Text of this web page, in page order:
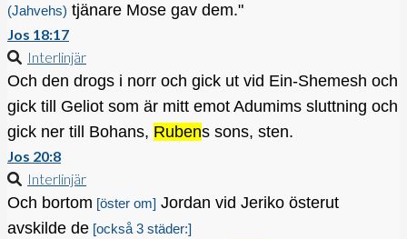
(Jahvehs) tjänare Mose gav dem."
Jos 18:17
Interlinjär
Och den drogs i norr och gick ut vid Ein-Shemesh och
gick till Geliot som är mitt emot Adumims sluttning och
gick ner till Bohans, Rubens sons, sten.
Jos 20:8
Interlinjär
Och bortom [öster om] Jordan vid Jeriko österut
avskilde de [också 3 städer:]